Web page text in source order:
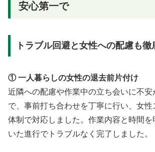
安心第一で
トラブル回避と女性への配慮も
① 一人暮らしの女性の退去前片付け
近隣への配慮や作業中の立ち会いに不安
で、事前打ち合わせを丁寧に行い、女性
体制で対応しました。作業内容と時間
いた進行でトラブルなく完了しました。